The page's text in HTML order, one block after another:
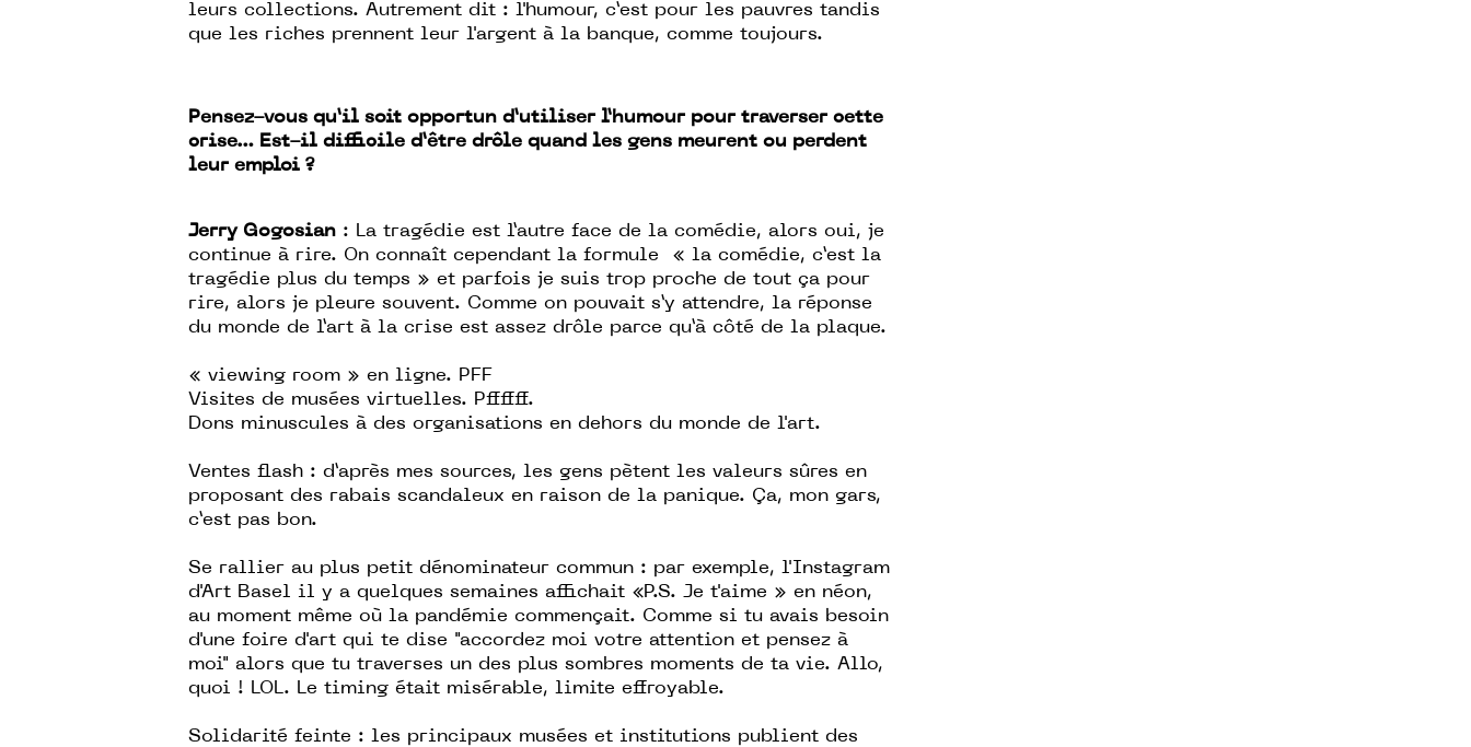
leurs collections. Autrement dit : l'humour, c’est pour les pauvres tandis
que les riches prennent leur l'argent à la banque, comme toujours.
Pensez-vous qu’il soit opportun d’utiliser l’humour pour traverser cette
crise… Est-il difficile d’être drôle quand les gens meurent ou perdent
leur emploi ?
Jerry Gogosian : La tragédie est l’autre face de la comédie, alors oui, je
continue à rire. On connaît cependant la formule « la comédie, c’est la
tragédie plus du temps » et parfois je suis trop proche de tout ça pour
rire, alors je pleure souvent. Comme on pouvait s’y attendre, la réponse
du monde de l’art à la crise est assez drôle parce qu’à côté de la plaque.
« viewing room » en ligne. PFF
Visites de musées virtuelles. Pffffff.
Dons minuscules à des organisations en dehors du monde de l'art.
Ventes flash : d’après mes sources, les gens pètent les valeurs sûres en
proposant des rabais scandaleux en raison de la panique. Ça, mon gars,
c’est pas bon.
Se rallier au plus petit dénominateur commun : par exemple, l'Instagram
d'Art Basel il y a quelques semaines affichait «P.S. Je t'aime » en néon,
au moment même où la pandémie commençait. Comme si tu avais besoin
d'une foire d'art qui te dise "accordez moi votre attention et pensez à
moi" alors que tu traverses un des plus sombres moments de ta vie. Allo,
quoi ! LOL. Le timing était misérable, limite effroyable.
Solidarité feinte : les principaux musées et institutions publient des